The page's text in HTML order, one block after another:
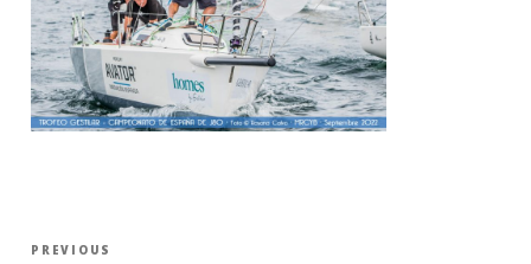
Navegación
Previous
PREVIOUS